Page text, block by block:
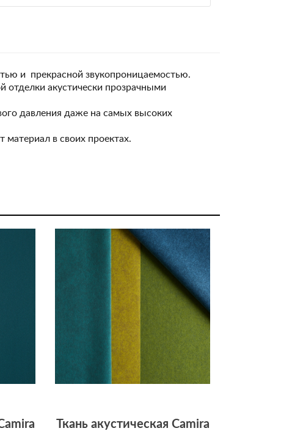
и прекрасной звукопроницаемостью.
акустически прозрачными
давления даже на самых высоких
материал в своих проектах.
Ткань акустическая Camira